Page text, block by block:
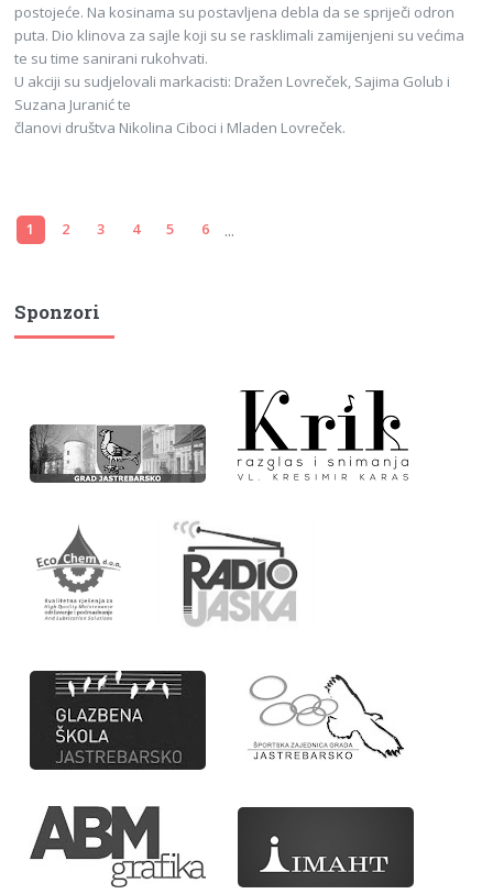
postojeće. Na kosinama su postavljena debla da se spriječi odron
puta. Dio klinova za sajle koji su se rasklimali zamijenjeni su većima
te su time sanirani rukohvati.
U akciji su sudjelovali markacisti: Dražen Lovreček, Sajima Golub i
Suzana Juranić te
članovi društva Nikolina Ciboci i Mladen Lovreček.
1 2 3 4 5 6 ...
Sponzori